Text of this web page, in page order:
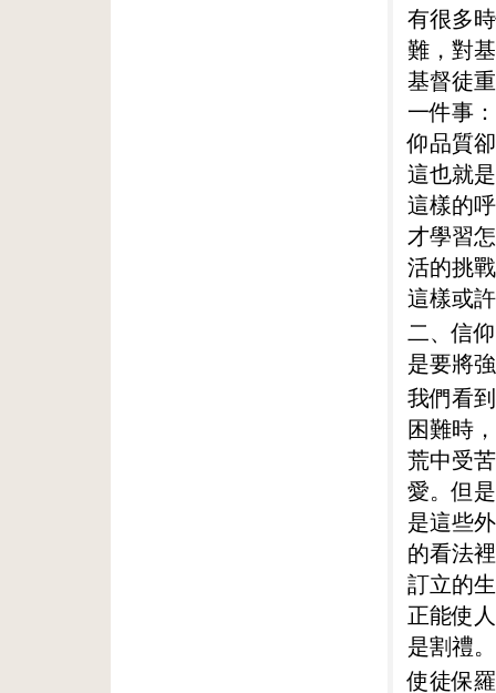
有很多
難，對
基督徒
一件事
仰品質
這也就
這樣的
才學習
活的挑
這樣或
二、信
是要將
我們看
困難時
荒中受
愛。但
是這些
的看法
訂立的
正能使
是割禮。
使徒保